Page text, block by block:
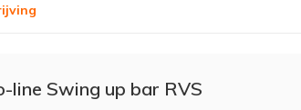
line Swing up bar RVS